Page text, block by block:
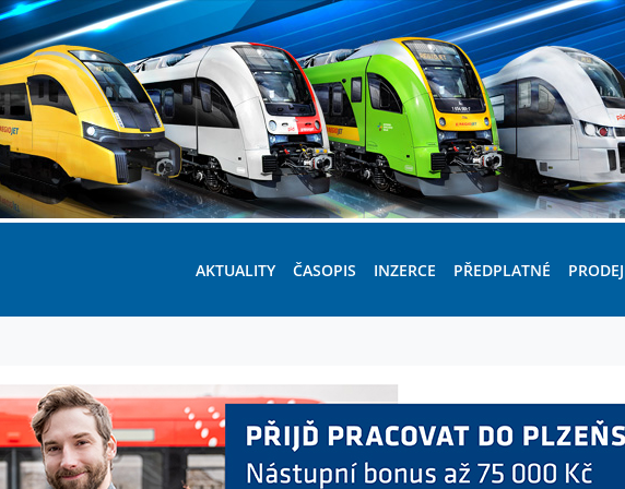
AKTUALITY ČASOPIS INZERCE PŘEDPLATNÉ PRODEJ